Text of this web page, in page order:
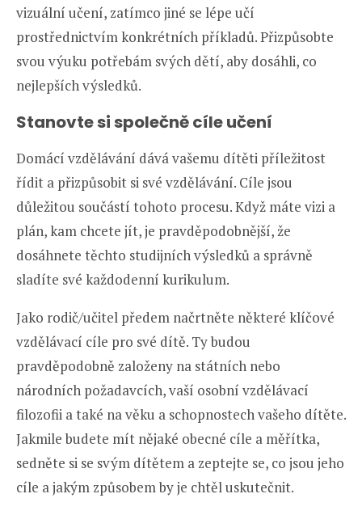
vizuální učení, zatímco jiné se lépe učí
prostřednictvím konkrétních příkladů. Přizpůsobte
svou výuku potřebám svých dětí, aby dosáhli, co
nejlepších výsledků.
Stanovte si společně cíle učení
Domácí vzdělávání dává vašemu dítěti příležitost
řídit a přizpůsobit si své vzdělávání. Cíle jsou
důležitou součástí tohoto procesu. Když máte vizi a
plán, kam chcete jít, je pravděpodobnější, že
dosáhnete těchto studijních výsledků a správně
sladíte své každodenní kurikulum.
Jako rodič/učitel předem načrtněte některé klíčové
vzdělávací cíle pro své dítě. Ty budou
pravděpodobně založeny na státních nebo
národních požadavcích, vaší osobní vzdělávací
filozofii a také na věku a schopnostech vašeho dítěte.
Jakmile budete mít nějaké obecné cíle a měřítka,
sedněte si se svým dítětem a zeptejte se, co jsou jeho
cíle a jakým způsobem by je chtěl uskutečnit.